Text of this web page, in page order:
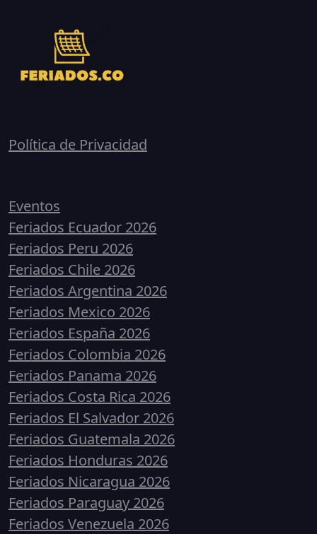
Política de Privacidad
Eventos
Feriados Ecuador 2026
Feriados Peru 2026
Feriados Chile 2026
Feriados Argentina 2026
Feriados Mexico 2026
Feriados España 2026
Feriados Colombia 2026
Feriados Panama 2026
Feriados Costa Rica 2026
Feriados El Salvador 2026
Feriados Guatemala 2026
Feriados Honduras 2026
Feriados Nicaragua 2026
Feriados Paraguay 2026
Feriados Venezuela 2026